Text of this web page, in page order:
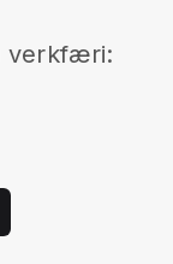
verkfæri: